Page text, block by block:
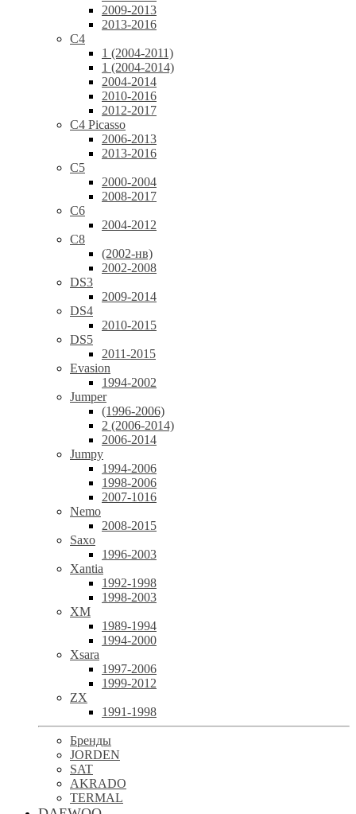
2009-2013
2013-2016
C4
1 (2004-2011)
1 (2004-2014)
2004-2014
2010-2016
2012-2017
C4 Picasso
2006-2013
2013-2016
C5
2000-2004
2008-2017
C6
2004-2012
C8
(2002-нв)
2002-2008
DS3
2009-2014
DS4
2010-2015
DS5
2011-2015
Evasion
1994-2002
Jumper
(1996-2006)
2 (2006-2014)
2006-2014
Jumpy
1994-2006
1998-2006
2007-1016
Nemo
2008-2015
Saxo
1996-2003
Xantia
1992-1998
1998-2003
XM
1989-1994
1994-2000
Xsara
1997-2006
1999-2012
ZX
1991-1998
Бренды
JORDEN
SAT
AKRADO
TERMAL